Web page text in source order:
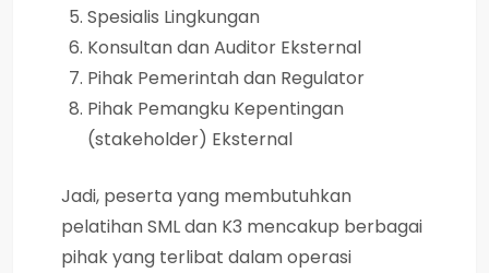
Spesialis Lingkungan
Konsultan dan Auditor Eksternal
Pihak Pemerintah dan Regulator
Pihak Pemangku Kepentingan
(stakeholder) Eksternal
Jadi, peserta yang membutuhkan
pelatihan SML dan K3 mencakup berbagai
pihak yang terlibat dalam operasi